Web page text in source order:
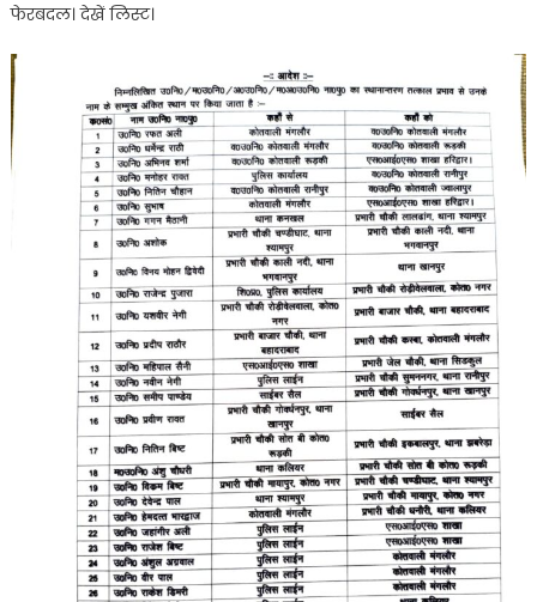
फेरबदल। देखें लिस्ट।